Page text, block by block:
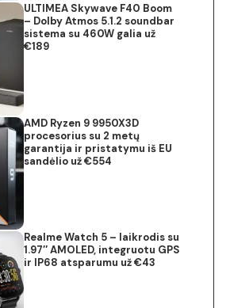
ULTIMEA Skywave F40 Boom
– Dolby Atmos 5.1.2 soundbar
sistema su 460W galia už
€189
AMD Ryzen 9 9950X3D
procesorius su 2 metų
garantija ir pristatymu iš EU
sandėlio už €554
Realme Watch 5 – laikrodis su
1.97″ AMOLED, integruotu GPS
ir IP68 atsparumu už €43